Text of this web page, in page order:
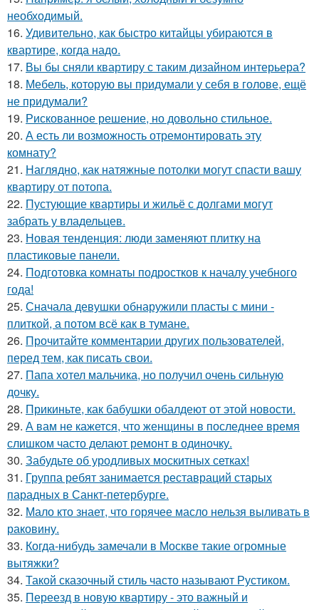
необходимый.
16. Удивительно, как быстро китайцы убираются в
квартире, когда надо.
17. Вы бы сняли квартиру с таким дизайном интерьера?
18. Мебель, которую вы придумали у себя в голове, ещё
не придумали?
19. Рискованное решение, но довольно стильное.
20. А есть ли возможность отремонтировать эту
комнату?
21. Наглядно, как натяжные потолки могут спасти вашу
квартиру от потопа.
22. Пустующие квартиры и жильё с долгами могут
забрать у владельцев.
23. Новая тенденция: люди заменяют плитку на
пластиковые панели.
24. Подготовка комнаты подростков к началу учебного
года!
25. Сначала девушки обнаружили пласты с мини -
плиткой, а потом всё как в тумане.
26. Прочитайте комментарии других пользователей,
перед тем, как писать свои.
27. Папа хотел мальчика, но получил очень сильную
дочку.
28. Прикиньте, как бабушки обалдеют от этой новости.
29. А вам не кажется, что женщины в последнее время
слишком часто делают ремонт в одиночку.
30. Забудьте об уродливых москитных сетках!
31. Группа ребят занимается реставраций старых
парадных в Санкт-петербурге.
32. Мало кто знает, что горячее масло нельзя выливать в
раковину.
33. Когда-нибудь замечали в Москве такие огромные
вытяжки?
34. Такой сказочный стиль часто называют Рустиком.
35. Переезд в новую квартиру - это важный и